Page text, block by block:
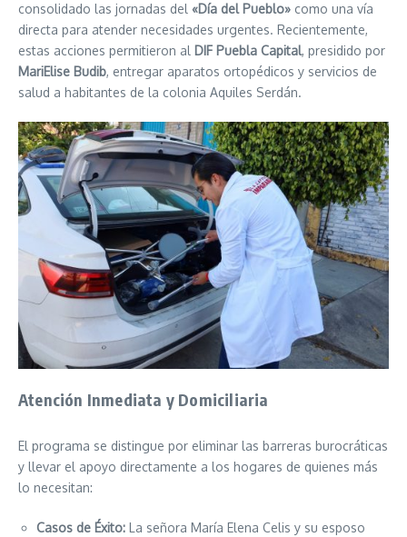
consolidado las jornadas del «Día del Pueblo» como una vía
directa para atender necesidades urgentes. Recientemente,
estas acciones permitieron al DIF Puebla Capital, presidido por
MariElise Budib, entregar aparatos ortopédicos y servicios de
salud a habitantes de la colonia Aquiles Serdán.
Atención Inmediata y Domiciliaria
El programa se distingue por eliminar las barreras burocráticas
y llevar el apoyo directamente a los hogares de quienes más
lo necesitan:
Casos de Éxito: La señora María Elena Celis y su esposo